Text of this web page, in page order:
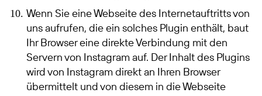
Wenn Sie eine Webseite des Internetauftritts von
uns aufrufen, die ein solches Plugin enthält, baut
Ihr Browser eine direkte Verbindung mit den
Servern von Instagram auf. Der Inhalt des Plugins
wird von Instagram direkt an Ihren Browser
übermittelt und von diesem in die Webseite